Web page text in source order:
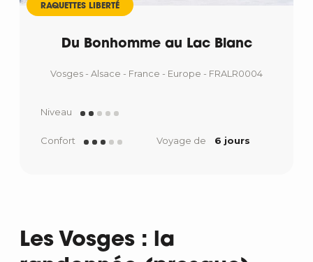
RAQUETTES LIBERTÉ
Du Bonhomme au Lac Blanc
Vosges - Alsace - France - Europe - FRALR0004
Niveau
Confort Voyage de 6 jours
Les Vosges : la